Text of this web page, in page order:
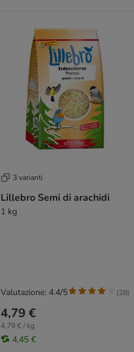
3 varianti
Lillebro Semi di arachidi
1 kg
4,79 €
4,79 € / kg
4,45 €
Valutazione: 4.4/5 (28)